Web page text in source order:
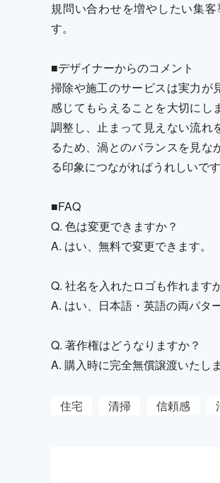
規問い合わせを増やしたい集
す。
■デザイナーからのコメント
掃除や施工のサービスは実力が
感じてもらえることを大切にし
調整し、止まって見えない流れ
るため、渦とのバランスを見
る印象につながればうれしいです
■FAQ
Q. 色は変更できますか？
A. はい、無料で変更できます。
Q. 社名を入れたロゴも作れます
A. はい、日本語・英語の両パタ
Q. 著作権はどうなりますか？
A. 購入時に完全無償譲渡いたしま
住宅 清掃 信頼感